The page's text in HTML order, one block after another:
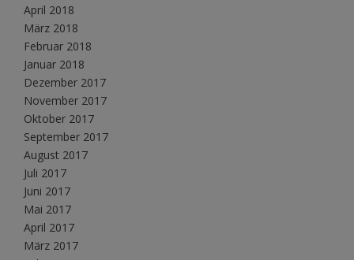
April 2018
März 2018
Februar 2018
Januar 2018
Dezember 2017
November 2017
Oktober 2017
September 2017
August 2017
Juli 2017
Juni 2017
Mai 2017
April 2017
März 2017